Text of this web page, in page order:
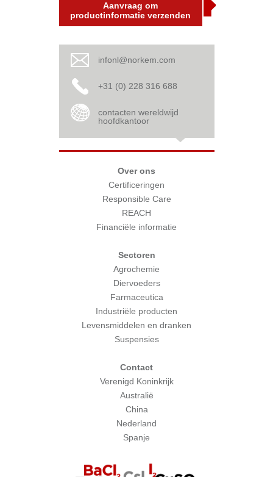
Aanvraag om
productinformatie verzenden
infonl@norkem.com
+31 (0) 228 316 688
contacten wereldwijd
hoofdkantoor
Over ons
Certificeringen
Responsible Care
REACH
Financiële informatie
Sectoren
Agrochemie
Diervoeders
Farmaceutica
Industriële producten
Levensmiddelen en dranken
Suspensies
Contact
Verenigd Koninkrijk
Australië
China
Nederland
Spanje